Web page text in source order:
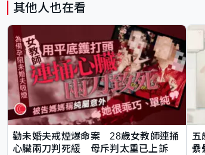
其他人也在看
勸未婚夫戒煙爆命案 28歲女教師連捅
心臟兩刀判死緩 母斥判太重已上訴
五
纍